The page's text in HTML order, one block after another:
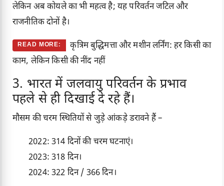
लेकिन अब कोयले का भी महत्व है; यह परिवर्तन जटिल और
राजनीतिक दोनों है।
READ MORE:
कृत्रिम बुद्धिमत्ता और मशीन लर्निंग: हर किसी का
काम, लेकिन किसी की नींद नहीं
3. भारत में जलवायु परिवर्तन के प्रभाव
पहले से ही दिखाई दे रहे हैं।
मौसम की चरम स्थितियों से जुड़े आंकड़े डरावने हैं –
2022: 314 दिनों की चरम घटनाएं।
2023: 318 दिन।
2024: 322 दिन / 366 दिन।